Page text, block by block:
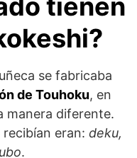
tienen
se fabricaba
de Touhoku, en
manera diferente.
eran: deku,
.